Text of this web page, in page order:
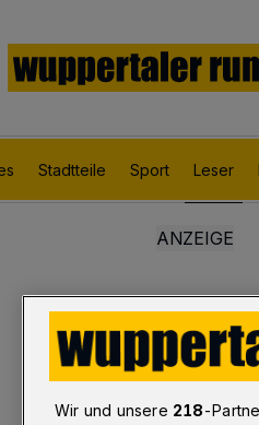
Stadtteile Sport Leser
Wir und unsere 218-